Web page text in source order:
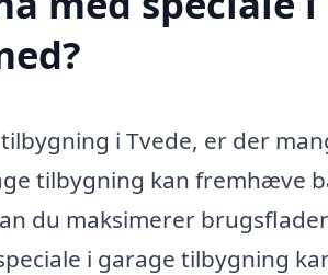
i Tvede, er der
tilbygning kan fremhæve
du maksimerer
i garage tilbygning